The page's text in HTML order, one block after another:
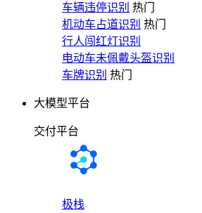
车辆违停识别 热门
机动车占道识别 热门
行人闯红灯识别
电动车未佩戴头盔识别
车牌识别 热门
大模型平台
交付平台
极栈